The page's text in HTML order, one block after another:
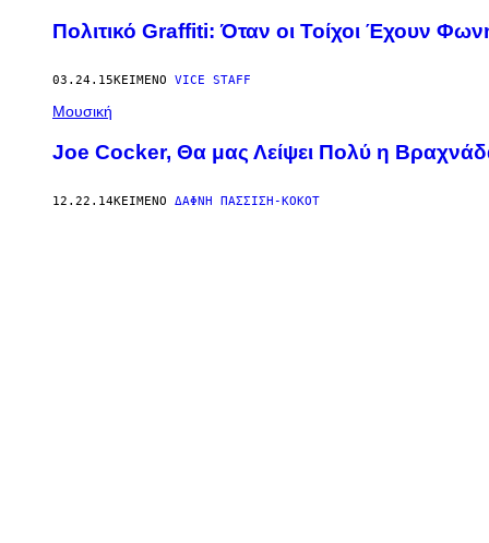
Πολιτικό Graffiti: Όταν οι Τοίχοι Έχουν
03.24.15ΚΕΊΜΕΝΟ VICE STAFF
Μουσική
Joe Cocker, Θα μας Λείψει Πολύ η
12.22.14ΚΕΊΜΕΝΟ ΔΆΦΝΗ ΠΑΣΣΊΣΗ-ΚΟΚΌΤ